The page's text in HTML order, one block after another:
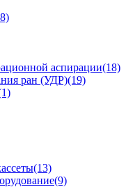
аспирации(18)
ран (УДР)(19)
(13)
(9)